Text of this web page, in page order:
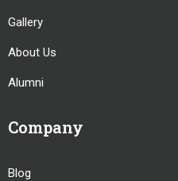
Gallery
About Us
Alumni
Company
Blog